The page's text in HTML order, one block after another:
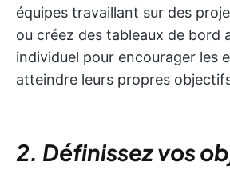
équipes travaillant sur des
ou créez des tableaux de bord
individuel pour encourager les
atteindre leurs propres
2. Définissez vos